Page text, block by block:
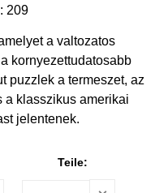
209
a valtozatos
kornyezettudatosabb
puzzlek a termeszet, az
a klasszikus amerikai
jelentenek.
Teile: